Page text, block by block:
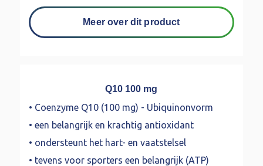
Meer over dit product
Q10 100 mg
• Coenzyme Q10 (100 mg) - Ubiquinonvorm
• een belangrijk en krachtig antioxidant
• ondersteunt het hart- en vaatstelsel
• tevens voor sporters een belangrijk (ATP)